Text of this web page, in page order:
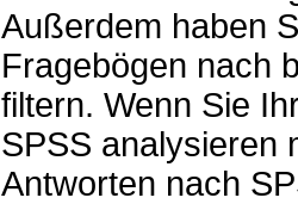
Außerdem haben
Fragebögen nach
filtern. Wenn Sie
SPSS analysieren
Antworten nach